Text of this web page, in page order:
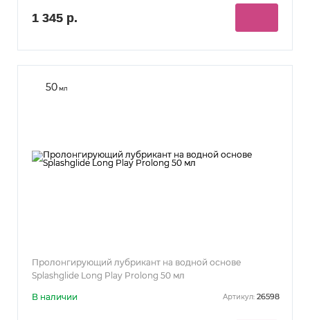
1 345 р.
50мл
Пролонгирующий лубрикант на водной основе
Splashglide Long Play Prolong 50 мл
В наличии Артикул: 26598